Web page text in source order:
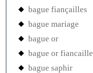
bague fiançailles
bague mariage
bague or
bague or fiancaille
bague saphir